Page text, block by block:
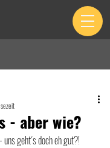
- aber wie?
geht´s doch eh gut?!